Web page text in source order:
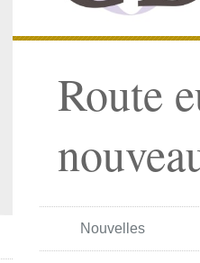
Route
Nouvelles